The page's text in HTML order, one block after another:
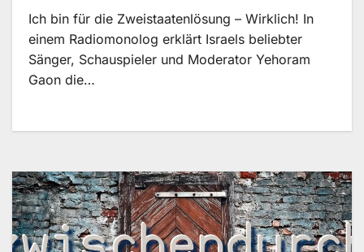
Ich bin für die Zweistaatenlösung – Wirklich! In
einem Radiomonolog erklärt Israels beliebter
Sänger, Schauspieler und Moderator Yehoram
Gaon die…